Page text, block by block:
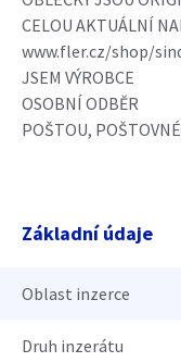
CELOU AKTUÁLNÍ
www.fler.cz/shop/
JSEM VÝROBCE
OSOBNÍ ODBĚR
POŠTOU,
Základní údaje
Oblast inzerce
Druh inzerátu